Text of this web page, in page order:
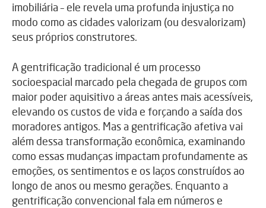
imobiliária – ele revela uma profunda injustiça no
modo como as cidades valorizam (ou desvalorizam)
seus próprios construtores.
A gentrificação tradicional é um processo
socioespacial marcado pela chegada de grupos com
maior poder aquisitivo a áreas antes mais acessíveis,
elevando os custos de vida e forçando a saída dos
moradores antigos. Mas a gentrificação afetiva vai
além dessa transformação econômica, examinando
como essas mudanças impactam profundamente as
emoções, os sentimentos e os laços construídos ao
longo de anos ou mesmo gerações. Enquanto a
gentrificação convencional fala em números e